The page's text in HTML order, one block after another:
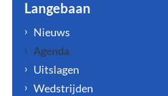
Langebaan
Nieuws
Agenda
Uitslagen
Wedstrijden